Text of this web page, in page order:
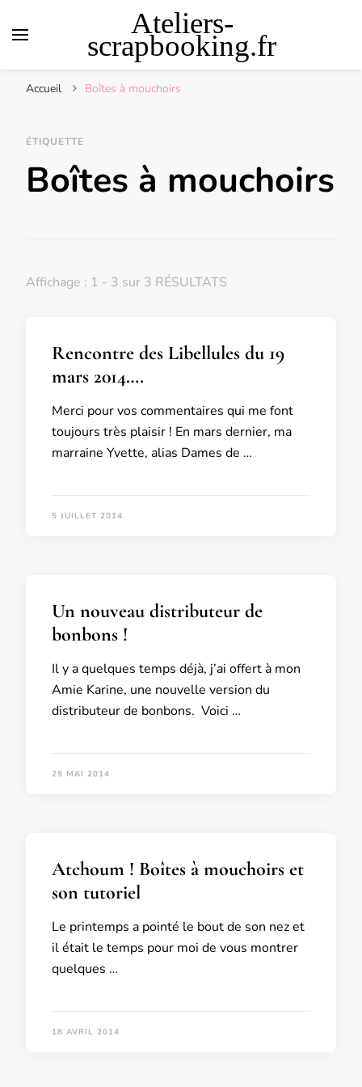
Ateliers-
scrapbooking.fr
Accueil Boîtes à mouchoirs
ÉTIQUETTE
Boîtes à mouchoirs
Affichage : 1 - 3 sur 3 RÉSULTATS
Rencontre des Libellules du 19
mars 2014….
Merci pour vos commentaires qui me font
toujours très plaisir ! En mars dernier, ma
marraine Yvette, alias Dames de …
5 JUILLET 2014
Un nouveau distributeur de
bonbons !
Il y a quelques temps déjà, j’ai offert à mon
Amie Karine, une nouvelle version du
distributeur de bonbons. Voici …
29 MAI 2014
Atchoum ! Boîtes à mouchoirs et
son tutoriel
Le printemps a pointé le bout de son nez et
il était le temps pour moi de vous montrer
quelques …
18 AVRIL 2014